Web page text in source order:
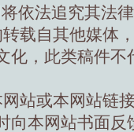
依法追究其法
载自其他媒体
化，此类稿件不
站或本网站链
向本网站书面反